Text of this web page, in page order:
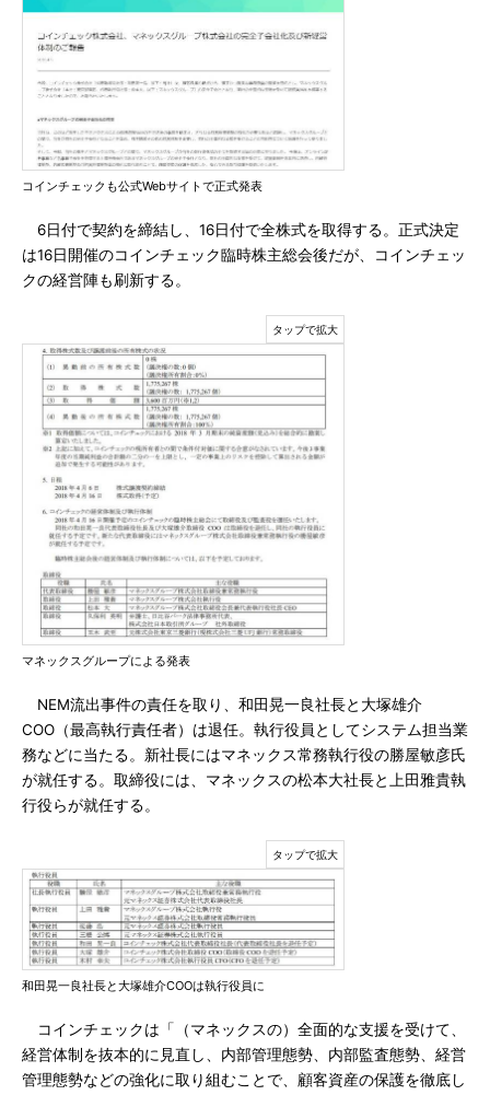
コインチェックも公式Webサイトで正式発表
6日付で契約を締結し、16日付で全株式を取得する。正式決定
は16日開催のコインチェック臨時株主総会後だが、コインチェッ
クの経営陣も刷新する。
マネックスグループによる発表
NEM流出事件の責任を取り、和田晃一良社長と大塚雄介
COO（最高執行責任者）は退任。執行役員としてシステム担当業
務などに当たる。新社長にはマネックス常務執行役の勝屋敏彦氏
が就任する。取締役には、マネックスの松本大社長と上田雅貴執
行役らが就任する。
和田晃一良社長と大塚雄介COOは執行役員に
コインチェックは「（マネックスの）全面的な支援を受けて、
経営体制を抜本的に見直し、内部管理態勢、内部監査態勢、経営
管理態勢などの強化に取り組むことで、顧客資産の保護を徹底し